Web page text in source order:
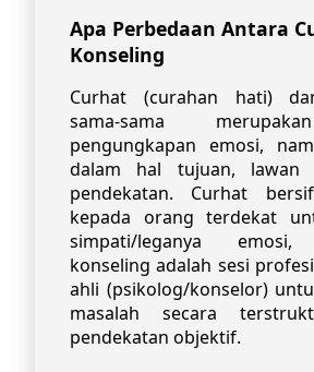
Apa Perbedaan Antara
Konseling
Curhat (curahan hati)
sama-sama
pengungkapan emosi,
dalam hal tujuan, lawan
pendekatan. Curhat
kepada orang terdekat
simpati/leganya emosi,
konseling adalah sesi
ahli (psikolog/konselor)
masalah secara
pendekatan objektif.